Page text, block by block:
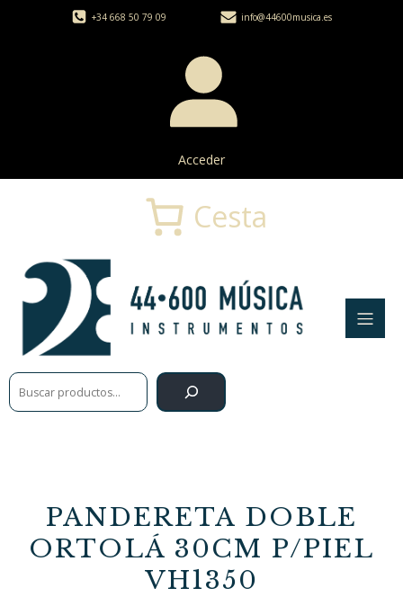
+34 668 50 79 09 info@44600musica.es
Acceder
Buscar
Cesta
PANDERETA DOBLE
ORTOLÁ 30CM P/PIEL
VH1350